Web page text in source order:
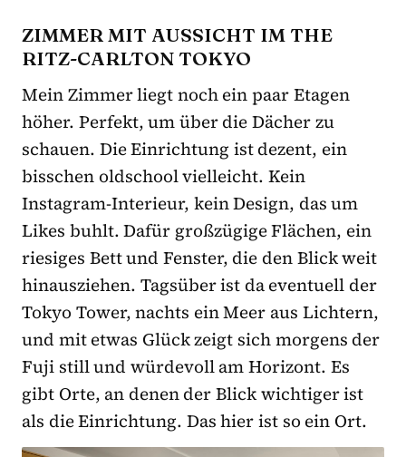
ZIMMER MIT AUSSICHT IM THE
RITZ-CARLTON TOKYO
Mein Zimmer liegt noch ein paar Etagen
höher. Perfekt, um über die Dächer zu
schauen. Die Einrichtung ist dezent, ein
bisschen oldschool vielleicht. Kein
Instagram-Interieur, kein Design, das um
Likes buhlt. Dafür großzügige Flächen, ein
riesiges Bett und Fenster, die den Blick weit
hinausziehen. Tagsüber ist da eventuell der
Tokyo Tower, nachts ein Meer aus Lichtern,
und mit etwas Glück zeigt sich morgens der
Fuji still und würdevoll am Horizont. Es
gibt Orte, an denen der Blick wichtiger ist
als die Einrichtung. Das hier ist so ein Ort.